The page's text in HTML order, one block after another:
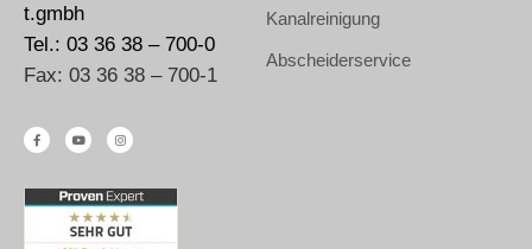
t.gmbh
Tel.: 03 36 38 – 700-0
Fax: 03 36 38 – 700-1
Kanalreinigung
Abscheiderservice